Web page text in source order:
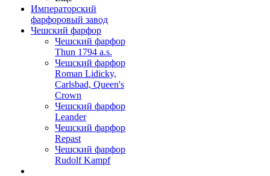
Императорский
фарфоровый завод
Чешский фарфор
Чешский фарфор
Thun 1794 a.s.
Чешский фарфор
Roman Lidicky,
Carlsbad, Queen's
Crown
Чешский фарфор
Leander
Чешский фарфор
Repast
Чешский фарфор
Rudolf Kampf